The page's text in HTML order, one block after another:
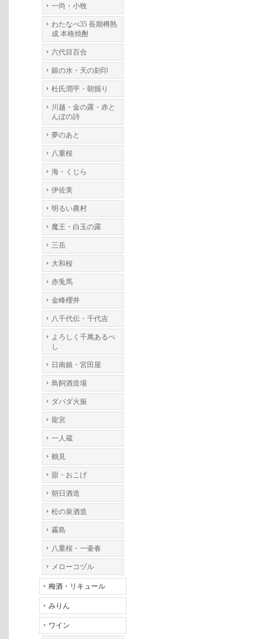
一尚・小牧
わたなべ35 長期樽熟
成 本格焼酎
六代目百合
銀の水・天の刻印
杜氏潤平・朝掘り
川越・金の露・赤と
んぼの詩
夢のあと
八重桜
海・くじら
伊佐美
明るい農村
魔王・白玉の露
三岳
大和桜
赤兎馬
金峰櫻井
八千代伝・千代吉
よろしく千萬あるべ
し
日南娘・宮田屋
鳥飼酒造場
ダバダ火振
龍宮
一人蔵
鶴見
甜・おこげ
朝日酒造
松の泉酒造
霧島
八重桜・一壷春
メローコヅル
梅酒・リキュール
みりん
ワイン